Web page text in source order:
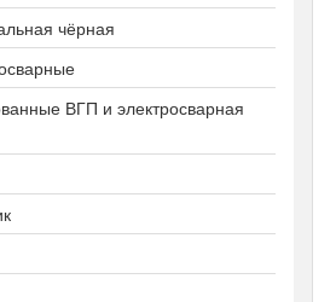
чёрная
ВГП и электросварная